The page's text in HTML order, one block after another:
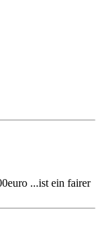
...ist ein fairer